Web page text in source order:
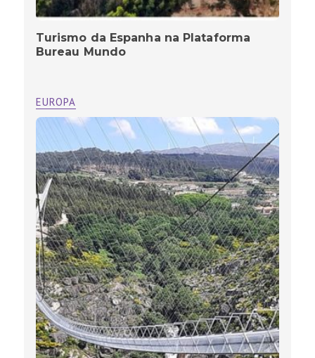
Turismo da Espanha na Plataforma
Bureau Mundo
EUROPA